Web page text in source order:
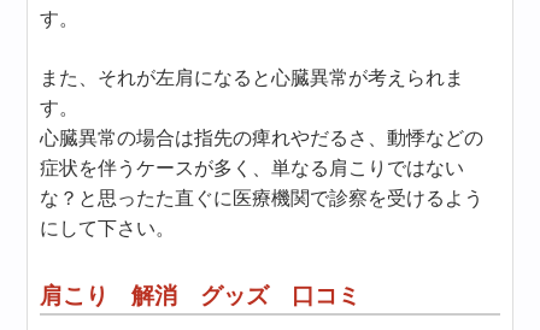
す。
また、それが左肩になると心臓異常が考えられま
す。
心臓異常の場合は指先の痺れやだるさ、動悸などの
症状を伴うケースが多く、単なる肩こりではない
な？と思ったた直ぐに医療機関で診察を受けるよう
にして下さい。
肩こり 解消 グッズ 口コミ